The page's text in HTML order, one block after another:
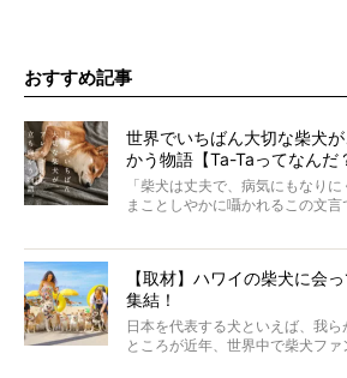
おすすめ記事
世界でいちばん大切な柴犬
かう物語【Ta-Taってなんだ
「柴犬は丈夫で、病気にもなりに
まことしやかに囁かれるこの文
でも、いざそれぞれの個体を見
なりにくい、とは言えないような
実際に「病気にならない」などと
主はそのためにやるべきことがあ
今回は、柴犬に関わる方たちす
【取材】ハワイの柴犬に会
集結！
日本を代表する犬といえば、我ら
ところが近年、世界中で柴犬フ
な中「柴犬ライフ」が目をつけ